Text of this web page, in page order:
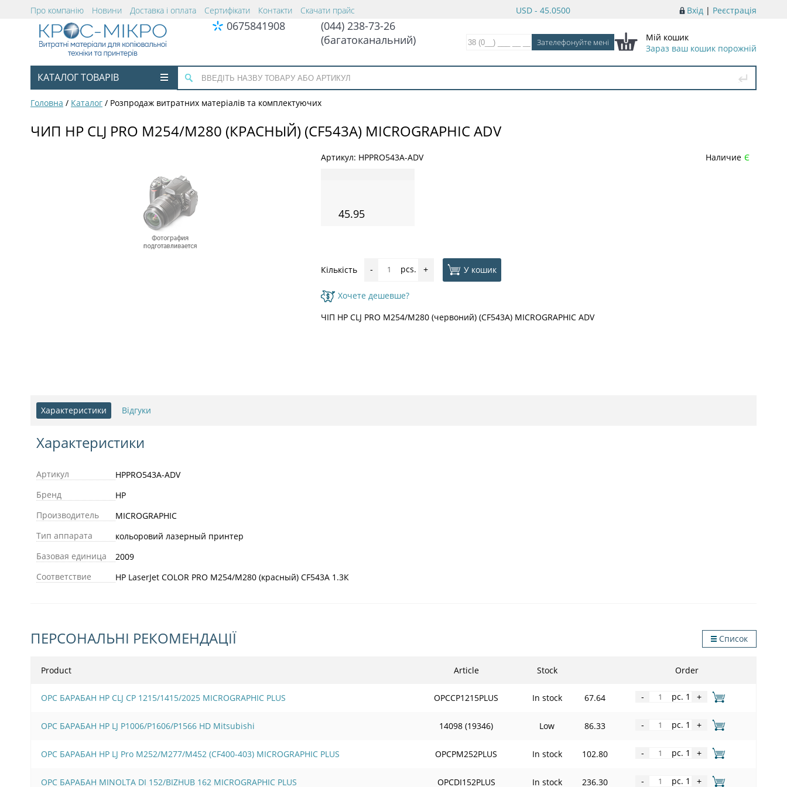
Вхід | Реєстрація
USD - 45.0500
Про компанію Новини Доставка і оплата Сертифікати Контакти Скачати прайс
0675841908
(044) 238-73-26
(багатоканальний)
Мій кошик
Зараз ваш кошик порожній
КАТАЛОГ ТОВАРІВ
Головна / Каталог / Розпродаж витратних матеріалів та комплектуючих
ЧИП HP CLJ PRO M254/M280 (КРАСНЫЙ) (CF543A) MICROGRAPHIC ADV
Артикул: HPPRO543A-ADV Наличие Є
45.95
Кількість - pcs. + У кошик
Хочете дешевше?
ЧІП HP CLJ PRO M254/M280 (червоний) (CF543A) MICROGRAPHIC ADV
Характеристики Відгуки
Характеристики
Артикул
HPPRO543A-ADV
Бренд
HP
Производитель
MICROGRAPHIC
Тип аппарата
кольоровий лазерный принтер
Базовая единица
2009
Соответствие
HP LaserJet COLOR PRO M254/M280 (красный) CF543A 1.3К
ПЕРСОНАЛЬНІ РЕКОМЕНДАЦІЇ Список
Product Article Stock Order
OPC БАРАБАН HP CLJ CP 1215/1415/2025 MICROGRAPHIC PLUS OPCCP1215PLUS In stock 67.64 - pc. 1 +
OPC БАРАБАН HP LJ P1006/Р1606/Р1566 HD Mitsubishi 14098 (19346) Low 86.33 - pc. 1 +
OPC БАРАБАН HP LJ Pro M252/M277/M452 (CF400-403) MICROGRAPHIC PLUS OPCPM252PLUS In stock 102.80 - pc. 1 +
OPC БАРАБАН MINOLTA DI 152/BIZHUB 162 MICROGRAPHIC PLUS OPCDI152PLUS In stock 236.30 - pc. 1 +